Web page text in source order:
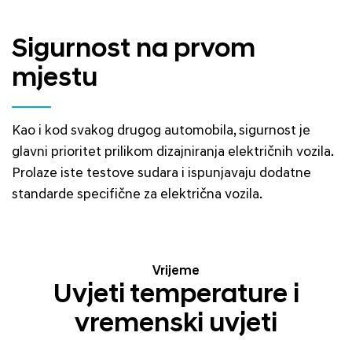
Sigurnost na prvom
mjestu
Kao i kod svakog drugog automobila, sigurnost je
glavni prioritet prilikom dizajniranja električnih vozila.
Prolaze iste testove sudara i ispunjavaju dodatne
standarde specifične za električna vozila.
Vrijeme
Uvjeti temperature i
vremenski uvjeti